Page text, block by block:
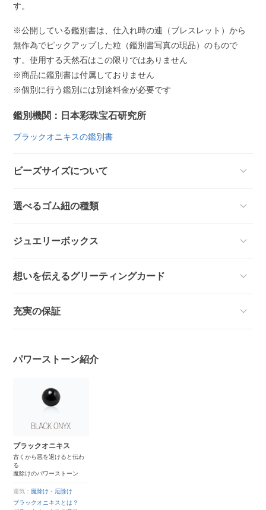
す。
※公開している鑑別書は、仕入れ時の連（ブレスレット）から
無作為でピックアップした粒（鑑別書写真の現品）のもので
す。使用する天然石はこの限りではありません
※商品に鑑別書は付属しておりません
※個別に行う鑑別には別途料金が必要です
鑑別機関：日本彩珠宝石研究所
ブラックオニキスの鑑別書
ビーズサイズについて
選べるゴム紐の種類
ジュエリーボックス
想いを伝えるグリーティングカード
充実の保証
パワーストーン紹介
ブラックオニキス
古くから悪を退けると伝わ
る
魔除けのパワーストーン
運気： 魔除け・厄除け
ブラックオニキスとは？